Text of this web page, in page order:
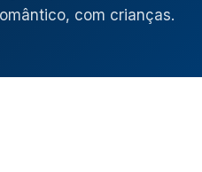
com crianças.